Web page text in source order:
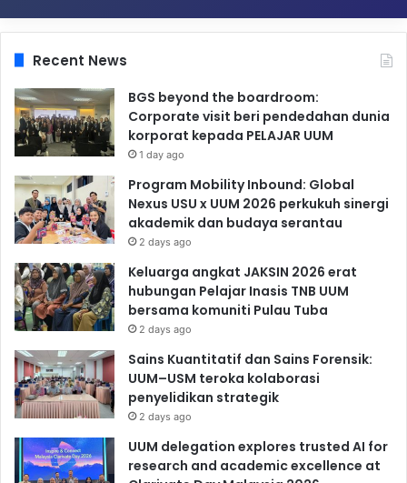
Recent News
BGS beyond the boardroom:
Corporate visit beri pendedahan dunia
korporat kepada PELAJAR UUM
1 day ago
Program Mobility Inbound: Global
Nexus USU x UUM 2026 perkukuh sinergi
akademik dan budaya serantau
2 days ago
Keluarga angkat JAKSIN 2026 erat
hubungan Pelajar Inasis TNB UUM
bersama komuniti Pulau Tuba
2 days ago
Sains Kuantitatif dan Sains Forensik:
UUM–USM teroka kolaborasi
penyelidikan strategik
2 days ago
UUM delegation explores trusted AI for
research and academic excellence at